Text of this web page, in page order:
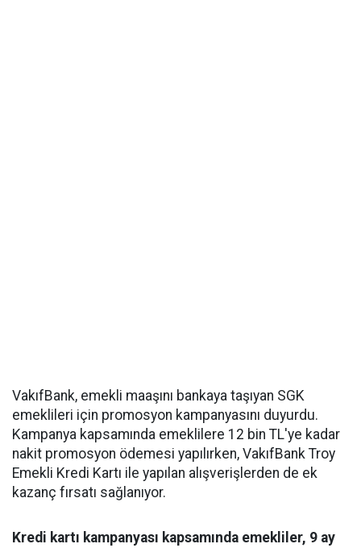
VakıfBank, emekli maaşını bankaya taşıyan SGK
emeklileri için promosyon kampanyasını duyurdu.
Kampanya kapsamında emeklilere 12 bin TL'ye kadar
nakit promosyon ödemesi yapılırken, VakıfBank Troy
Emekli Kredi Kartı ile yapılan alışverişlerden de ek
kazanç fırsatı sağlanıyor.
Kredi kartı kampanyası kapsamında emekliler, 9 ay